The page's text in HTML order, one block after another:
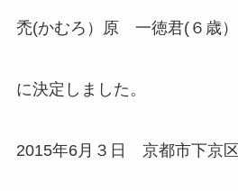
禿(かむろ）原 一徳君(６歳）
に決定しました。
2015年6月３日 京都市下京区